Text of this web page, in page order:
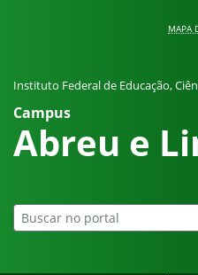
MAPA
Instituto Federal de Educação,
Campus
Abreu e